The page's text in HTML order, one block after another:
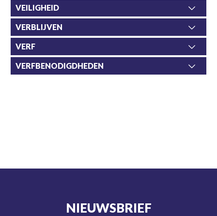
VEILIGHEID
VERBLIJVEN
VERF
VERFBENODIGDHEDEN
NIEUWSBRIEF